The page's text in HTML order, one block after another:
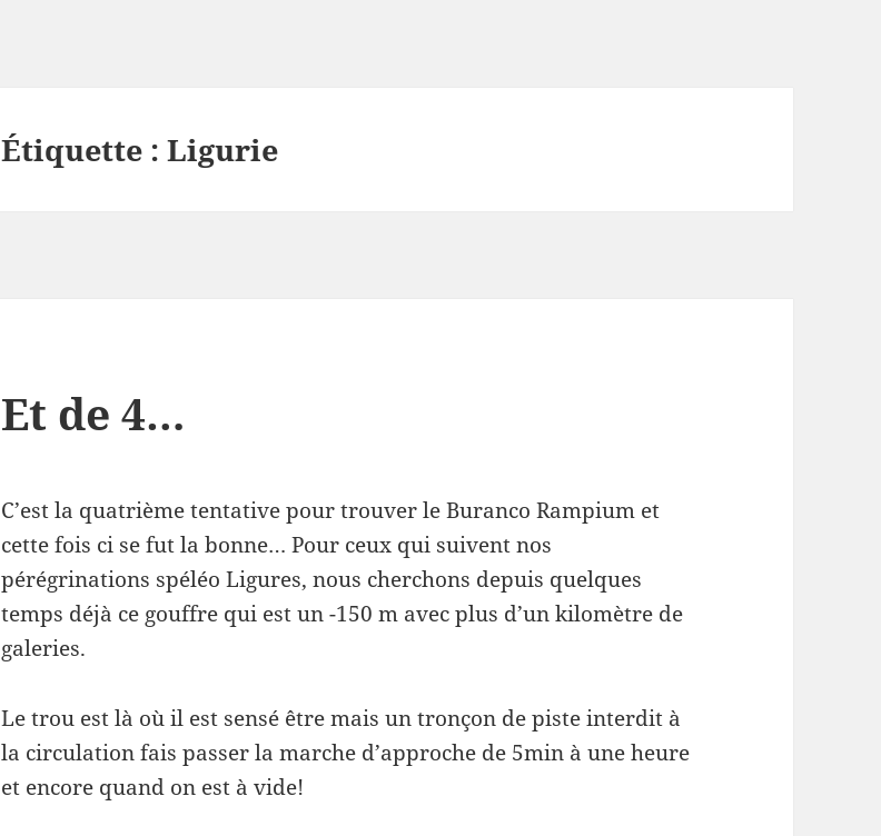
Étiquette :Ligurie
Et de 4…
C’est la quatrième tentative pour trouver le Buranco Rampium et
cette fois ci se fut la bonne… Pour ceux qui suivent nos
pérégrinations spéléo Ligures, nous cherchons depuis quelques
temps déjà ce gouffre qui est un -150 m avec plus d’un kilomètre de
galeries.
Le trou est là où il est sensé être mais un tronçon de piste interdit à
la circulation fais passer la marche d’approche de 5min à une heure
et encore quand on est à vide!